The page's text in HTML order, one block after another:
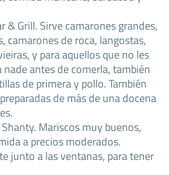
& Grill. Sirve camarones grandes,
camarones de roca, langostas,
y para aquellos que no les
antes de comerla, también
de primera y pollo. También
de más de una docena
Shanty. Mariscos muy buenos,
a precios moderados.
junto a las ventanas, para tener